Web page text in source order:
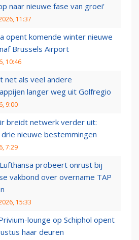
naar nieuwe fase van groei'
11:37
opent komende winter nieuwe
Brussels Airport
10:46
net als veel andere
langer weg uit Golfregio
9:00
breidt netwerk verder uit:
nieuwe bestemmingen
7:29
probeert onrust bij
vakbond over overname TAP
15:33
lounge op Schiphol opent
haar deuren